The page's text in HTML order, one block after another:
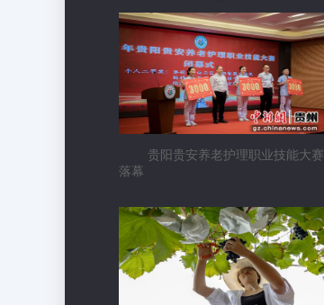
贵阳贵安养老护理职业技能大赛
落幕